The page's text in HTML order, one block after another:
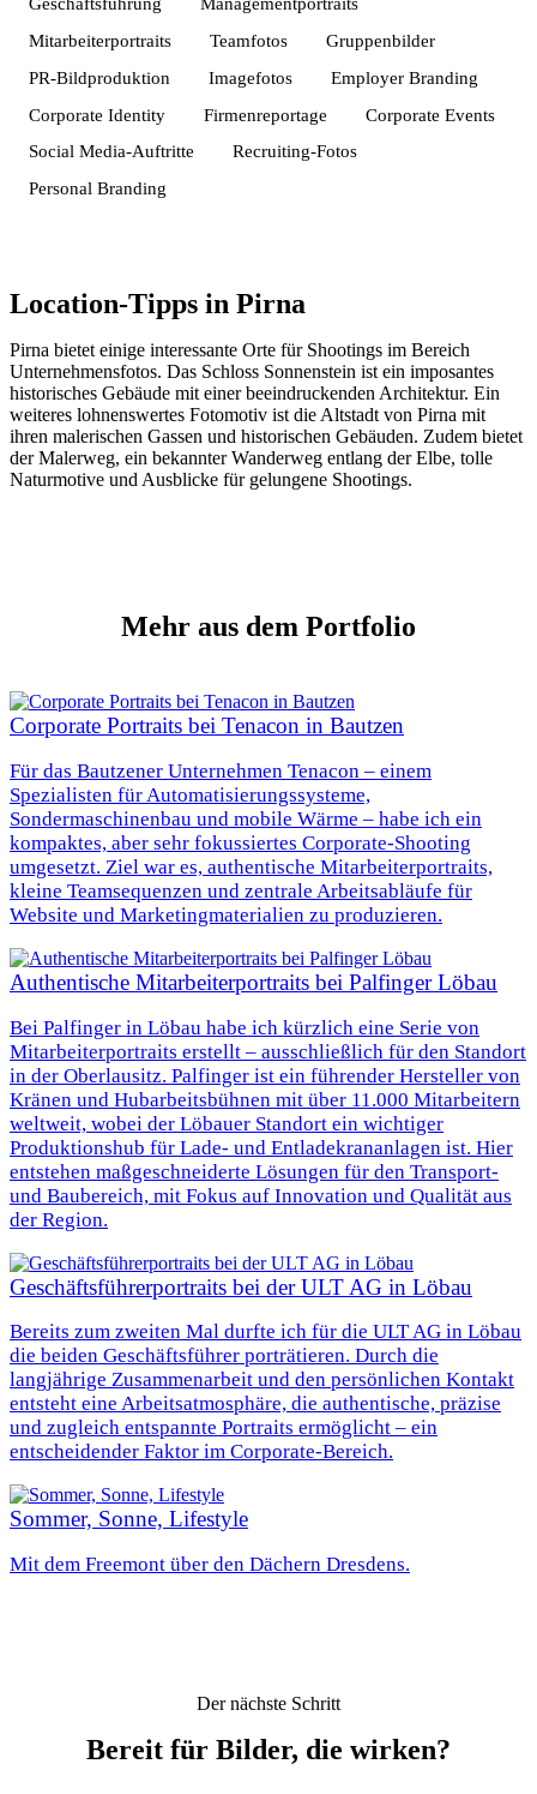
Mitarbeiterportraits
Teamfotos
Gruppenbilder
PR-Bildproduktion
Imagefotos
Employer Branding
Corporate Identity
Firmenreportage
Corporate Events
Social Media-Auftritte
Recruiting-Fotos
Personal Branding
Location-Tipps in Pirna
Pirna bietet einige interessante Orte für Shootings im Bereich
Unternehmensfotos. Das Schloss Sonnenstein ist ein imposantes
historisches Gebäude mit einer beeindruckenden Architektur. Ein
weiteres lohnenswertes Fotomotiv ist die Altstadt von Pirna mit
ihren malerischen Gassen und historischen Gebäuden. Zudem bietet
der Malerweg, ein bekannter Wanderweg entlang der Elbe, tolle
Naturmotive und Ausblicke für gelungene Shootings.
Mehr aus dem Portfolio
Corporate Portraits bei Tenacon in Bautzen
Für das Bautzener Unternehmen Tenacon – einem
Spezialisten für Automatisierungssysteme,
Sondermaschinenbau und mobile Wärme – habe ich ein
kompaktes, aber sehr fokussiertes Corporate-Shooting
umgesetzt. Ziel war es, authentische Mitarbeiterportraits,
kleine Teamsequenzen und zentrale Arbeitsabläufe für
Website und Marketingmaterialien zu produzieren.
Authentische Mitarbeiterportraits bei Palfinger Löbau
Bei Palfinger in Löbau habe ich kürzlich eine Serie von
Mitarbeiterportraits erstellt – ausschließlich für den Standort
in der Oberlausitz. Palfinger ist ein führender Hersteller von
Kränen und Hubarbeitsbühnen mit über 11.000 Mitarbeitern
weltweit, wobei der Löbauer Standort ein wichtiger
Produktionshub für Lade- und Entladekrananlagen ist. Hier
entstehen maßgeschneiderte Lösungen für den Transport-
und Baubereich, mit Fokus auf Innovation und Qualität aus
der Region.
Geschäftsführerportraits bei der ULT AG in Löbau
Bereits zum zweiten Mal durfte ich für die ULT AG in Löbau
die beiden Geschäftsführer porträtieren. Durch die
langjährige Zusammenarbeit und den persönlichen Kontakt
entsteht eine Arbeitsatmosphäre, die authentische, präzise
und zugleich entspannte Portraits ermöglicht – ein
entscheidender Faktor im Corporate-Bereich.
Sommer, Sonne, Lifestyle
Mit dem Freemont über den Dächern Dresdens.
Der nächste Schritt
Bereit für Bilder, die wirken?